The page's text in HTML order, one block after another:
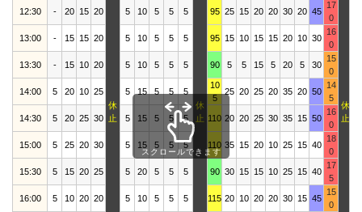
休
止
休
止
休
止
12:30 - 20 15 20 5 10 5 5 5 95 25 15 20 20 30 20 45
17
0
13:00 - 15 15 20 5 10 5 5 5 95 15 10 15 15 20 10 30
16
0
13:30 - 15 10 20 5 10 5 5 5 90 5 5 15 5 20 5 30
15
0
14:00 5 20 10 25 5 15 5 5 5
10
5
25 20 25 20 35 20 50
14
5
14:30 5 20 25 30 5 15 5 5 5 110 20 20 25 30 35 15 50
16
0
15:00 5 25 20 30 5 15 5 5 5 110 35 15 20 10 25 15 40
18
0
15:30 5 15 20 25 5 20 5 5 5 90 30 15 15 10 25 15 40
17
5
16:00 5 10 20 20 5 10 5 5 5 115 20 10 20 20 30 15 45
15
0
スクロールできます